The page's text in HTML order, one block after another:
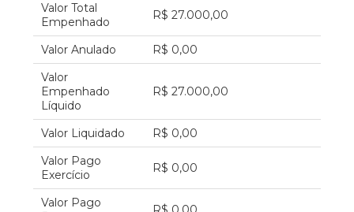
Valor Total
Empenhado
R$ 27.000,00
Valor Anulado
R$ 0,00
Valor
Empenhado
Líquido
R$ 27.000,00
Valor Liquidado
R$ 0,00
Valor Pago
Exercício
R$ 0,00
Valor Pago